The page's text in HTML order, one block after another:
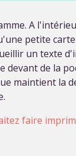
A
petite
un texte
devant de la
maintient la
faire